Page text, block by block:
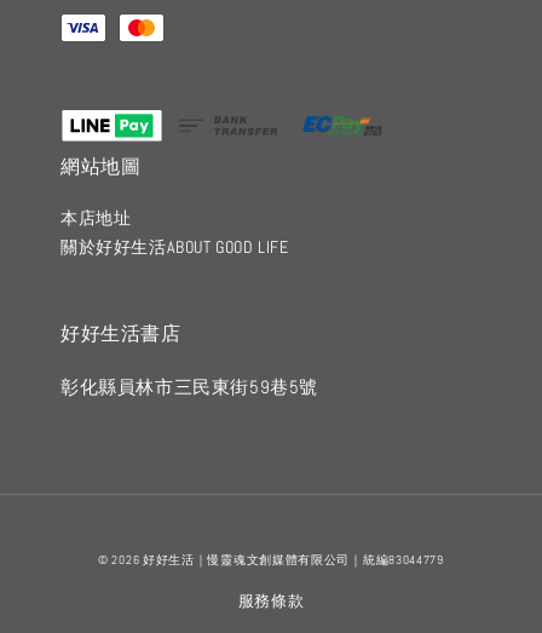
網站地圖
本店地址
關於好好生活ABOUT GOOD LIFE
好好生活書店
彰化縣員林市三民東街59巷5號
© 2026 好好生活｜慢靈魂文創媒體有限公司｜統編83044779
服務條款